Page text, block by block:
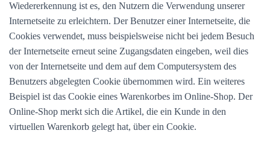
Wiedererkennung ist es, den Nutzern die Verwendung unserer
Internetseite zu erleichtern. Der Benutzer einer Internetseite, die
Cookies verwendet, muss beispielsweise nicht bei jedem Besuch
der Internetseite erneut seine Zugangsdaten eingeben, weil dies
von der Internetseite und dem auf dem Computersystem des
Benutzers abgelegten Cookie übernommen wird. Ein weiteres
Beispiel ist das Cookie eines Warenkorbes im Online-Shop. Der
Online-Shop merkt sich die Artikel, die ein Kunde in den
virtuellen Warenkorb gelegt hat, über ein Cookie.